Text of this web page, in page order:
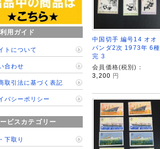
中国切手 編号14 オオ
パンダ2次 1973年 6種
完 3
会員価格(税別)：
3,200 円
用ガイド
トについて
合わせ
取引法に基づく表記
バシーポリシー
ビスカテゴリー
下取り